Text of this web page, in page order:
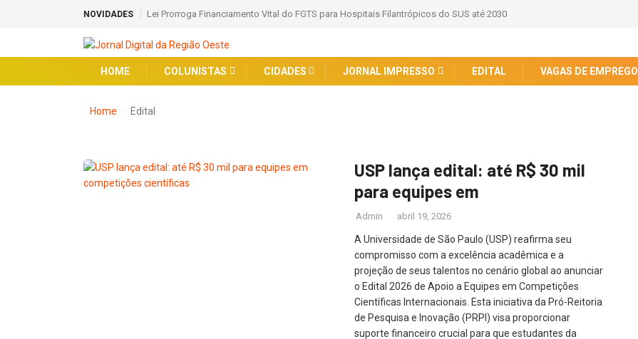
NOVIDADES Lei Prorroga Financiamento Vital do FGTS para Hospitais Filantrópicos do SUS até 2030
HOME COLUNISTAS CIDADES JORNAL IMPRESSO EDITAL VAGAS DE EMPREGO
Home Edital
USP lança edital: até R$ 30 mil
para equipes em
Admin abril 19, 2026
A Universidade de São Paulo (USP) reafirma seu
compromisso com a excelência acadêmica e a
projeção de seus talentos no cenário global ao anunciar
o Edital 2026 de Apoio a Equipes em Competições
Científicas Internacionais. Esta iniciativa da Pró-Reitoria
de Pesquisa e Inovação (PRPI) visa proporcionar
suporte financeiro crucial para que estudantes da